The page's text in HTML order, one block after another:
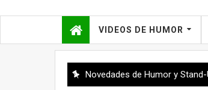
VIDEOS DE HUMOR
Novedades de Humor y Stand-